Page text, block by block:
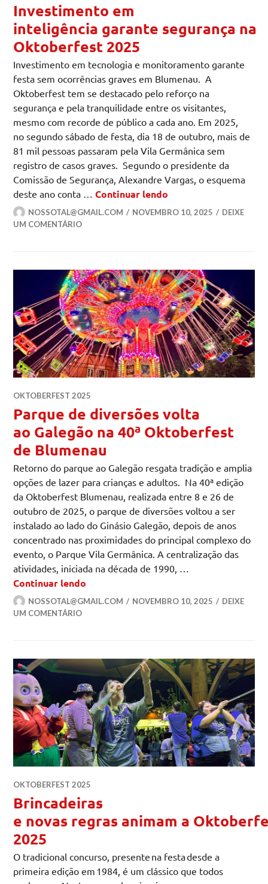
Investimento em
inteligência garante segurança na
Oktoberfest 2025
Investimento em tecnologia e monitoramento garante
festa sem ocorrências graves em Blumenau. A
Oktoberfest tem se destacado pelo reforço na
segurança e pela tranquilidade entre os visitantes,
mesmo com recorde de público a cada ano. Em 2025,
no segundo sábado de festa, dia 18 de outubro, mais de
81 mil pessoas passaram pela Vila Germânica sem
registro de casos graves. Segundo o presidente da
Comissão de Segurança, Alexandre Vargas, o esquema
deste ano conta …Continuar lendo
NOSSOTAL@GMAIL.COM NOVEMBRO 10, 2025
DEIXE
UM COMENTÁRIO
OKTOBERFEST 2025
Parque de diversões volta
ao Galegão na 40ª Oktoberfest
de Blumenau
Retorno do parque ao Galegão resgata tradição e amplia
opções de lazer para crianças e adultos. Na 40ª edição
da Oktoberfest Blumenau, realizada entre 8 e 26 de
outubro de 2025, o parque de diversões voltou a ser
instalado ao lado do Ginásio Galegão, depois de anos
concentrado nas proximidades do principal complexo do
evento, o Parque Vila Germânica. A centralização das
atividades, iniciada na década de 1990, …
Continuar lendo
NOSSOTAL@GMAIL.COM NOVEMBRO 10, 2025
DEIXE
UM COMENTÁRIO
OKTOBERFEST 2025
Brincadeiras
e novas regras animam a
2025
O tradicional concurso, presente na festa desde a
primeira edição em 1984, é um clássico que todos